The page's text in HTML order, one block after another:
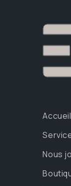
Accueil
Nous